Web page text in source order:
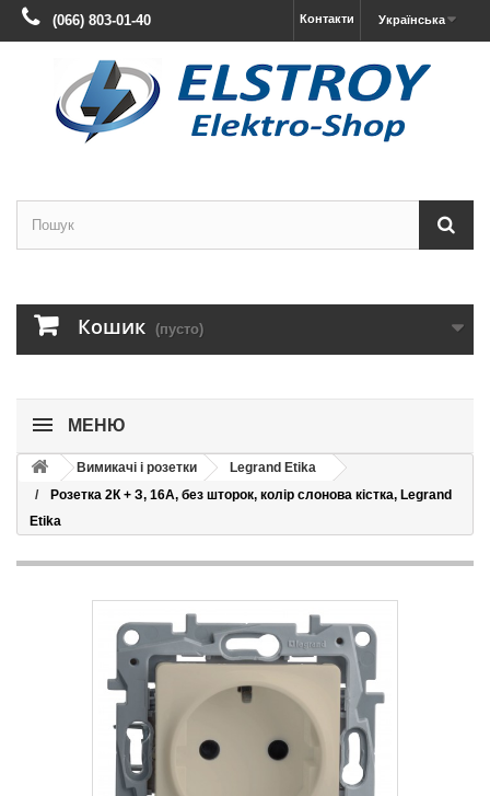
Українська
Контакти
(066) 803-01-40
Кошик (пусто)
МЕНЮ
Вимикачі і розетки
Legrand Etika
Розетка 2К + З, 16А, без шторок, колір слонова кістка, Legrand
Etika